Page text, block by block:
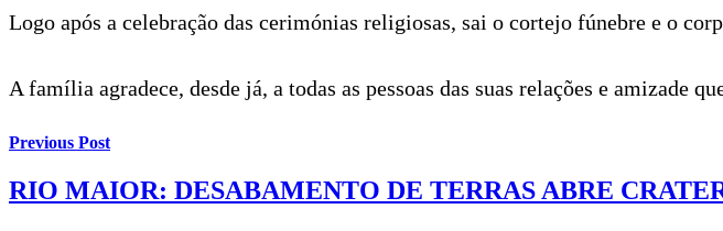
Logo após a celebração das cerimónias religiosas, sai o cortejo fúnebre e o
A família agradece, desde já, a todas as pessoas das suas relações e amizade
Previous Post
RIO MAIOR: DESABAMENTO DE TERRAS ABRE